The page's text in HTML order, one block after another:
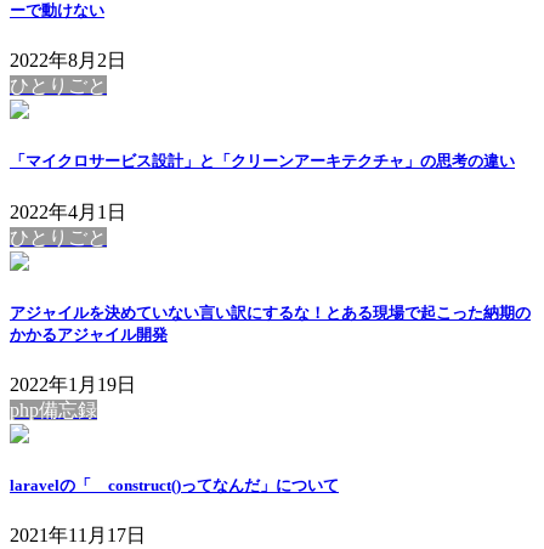
ーで動けない
2022年8月2日
ひとりごと
「マイクロサービス設計」と「クリーンアーキテクチャ」の思考の違い
2022年4月1日
ひとりごと
アジャイルを決めていない言い訳にするな！とある現場で起こった納期の
かかるアジャイル開発
2022年1月19日
php備忘録
laravelの「__construct()ってなんだ」について
2021年11月17日